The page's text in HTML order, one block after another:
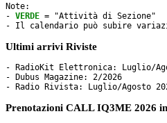
Note:
- VERDE = "Attività di Sezione"
- Il calendario può subire
Ultimi arrivi Riviste
- RadioKit Elettronica: Luglio/
- Dubus Magazine: 2/2026
Prenotazioni CALL IQ3ME 2026